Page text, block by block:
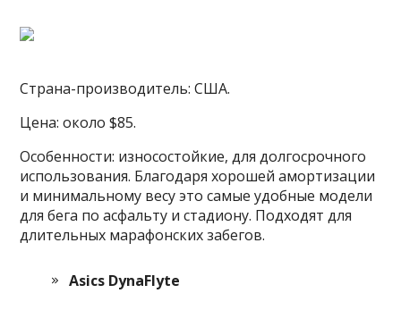
Страна-производитель: США.
Цена: около $85.
Особенности: износостойкие, для долгосрочного
использования. Благодаря хорошей амортизации
и минимальному весу это самые удобные модели
для бега по асфальту и стадиону. Подходят для
длительных марафонских забегов.
Asics DynaFlyte